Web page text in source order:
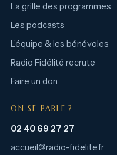
La grille des programmes
Les podcasts
L’équipe & les bénévoles
Radio Fidélité recrute
Faire un don
ON SE PARLE ?
02 40 69 27 27
accueil@radio-fidelite.fr